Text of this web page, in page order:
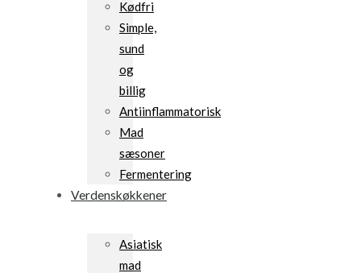
Kødfri
Simple,
sund
og
billig
Antiinflammatorisk
Mad
sæsoner
Fermentering
Verdenskøkkener
Asiatisk
mad